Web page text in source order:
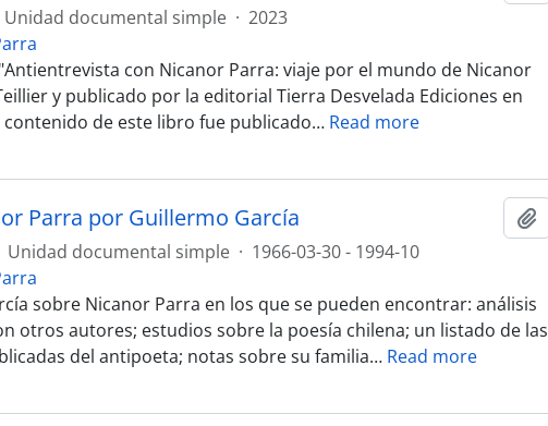
Unidad documental simple · 2023
con Nicanor Parra: viaje por el mundo de Nicanor
y publicado por la editorial Tierra Desvelada Ediciones en
contenido de este libro fue publicado… Read more
Parra por Guillermo García
Unidad documental simple · 1966-03-30 - 1994-10
sobre Nicanor Parra en los que se pueden encontrar: análisis
otros autores; estudios sobre la poesía chilena; un listado de las
del antipoeta; notas sobre su familia… Read more